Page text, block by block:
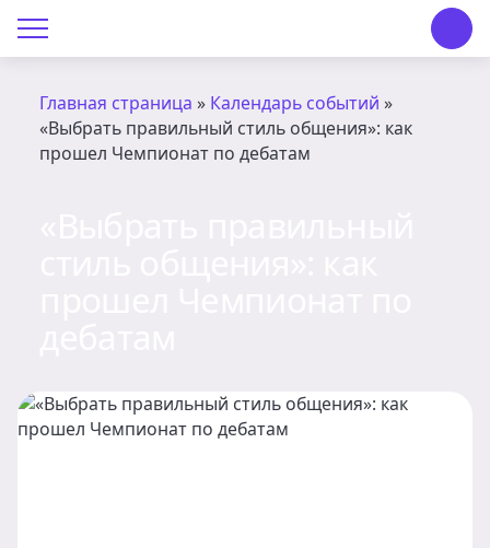
Главная страница » Календарь событий »
«Выбрать правильный стиль общения»: как
прошел Чемпионат по дебатам
О Центре «КОНТАКТ»
Руководство
Вакансии